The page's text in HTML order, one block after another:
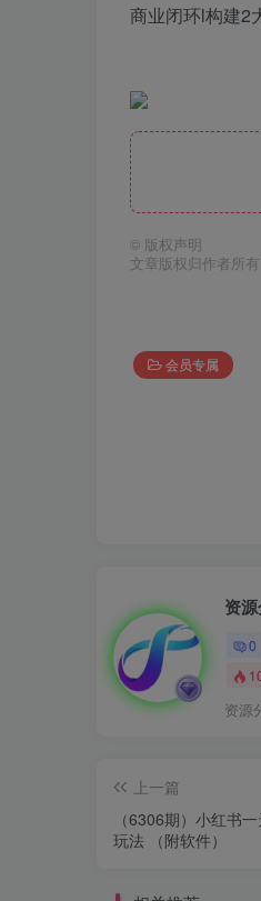
商业闭环l构建2
© 版权声明
文章版权归作者所
会员专属
资
0
资源
上一篇
（6306期）小红书
玩法 （附软件）